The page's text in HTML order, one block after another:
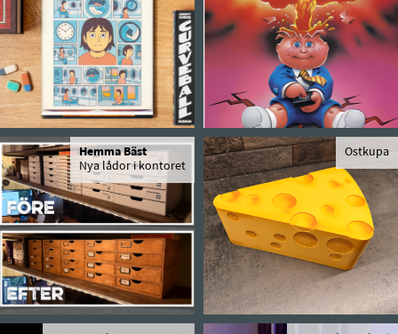
Hemma Bäst
Nya lådor i kontoret
Ostkupa